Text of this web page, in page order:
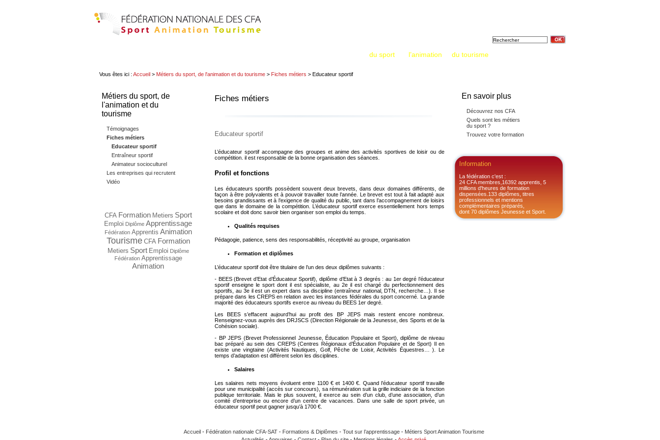
du sport l’animation du tourisme
Vous êtes ici : Accueil > Métiers du sport, de l'animation et du tourisme > Fiches métiers > Educateur sportif
Métiers du sport, de
l'animation et du
tourisme
Témoignages
Fiches métiers
Educateur sportif
Entraîneur sportif
Animateur socioculturel
Les entreprises qui recrutent
Vidéo
CFA Formation Metiers Sport
Emploi Diplôme Apprentissage
Fédération Apprentis Animation
Tourisme CFA Formation
Metiers Sport Emploi Diplôme
Fédération Apprentissage
Animation
Fiches métiers
Educateur sportif
L’éducateur sportif accompagne des groupes et anime des activités sportives de loisir ou de
compétition. il est responsable de la bonne organisation des séances.
Profil et fonctions
Les éducateurs sportifs possèdent souvent deux brevets, dans deux domaines différents, de
façon à être polyvalents et à pouvoir travailler toute l’année. Le brevet est tout à fait adapté aux
besoins grandissants et à l’exigence de qualité du public, tant dans l’accompagnement de loisirs
que dans le domaine de la compétition. L’éducateur sportif exerce essentiellement hors temps
scolaire et doit donc savoir bien organiser son emploi du temps.
Qualités requises
Pédagogie, patience, sens des responsabilités, réceptivité au groupe, organisation
Formation et diplômes
L’éducateur sportif doit être titulaire de l’un des deux diplômes suivants :
- BEES (Brevet d’Etat d’Éducateur Sportif), diplôme d’Etat à 3 degrés : au 1er degré l’éducateur
sportif enseigne le sport dont il est spécialiste, au 2e il est chargé du perfectionnement des
sportifs, au 3e il est un expert dans sa discipline (entraîneur national, DTN, recherche…). Il se
prépare dans les CREPS en relation avec les instances fédérales du sport concerné. La grande
majorité des éducateurs sportifs exerce au niveau du BEES 1er degré.
Les BEES s’effacent aujourd’hui au profit des BP JEPS mais restent encore nombreux.
Renseignez-vous auprès des DRJSCS (Direction Régionale de la Jeunesse, des Sports et de la
Cohésion sociale).
- BP JEPS (Brevet Professionnel Jeunesse, Éducation Populaire et Sport), diplôme de niveau
bac préparé au sein des CREPS (Centres Régionaux d’Éducation Populaire et de Sport) Il en
existe une vingtaine (Activités Nautiques, Golf, Pêche de Loisir, Activités Équestres… ). Le
temps d’adaptation est différent selon les disciplines.
Salaires
Les salaires nets moyens évoluent entre 1100 € et 1400 €. Quand l’éducateur sportif travaille
pour une municipalité (accès sur concours), sa rémunération suit la grille indiciaire de la fonction
publique territoriale. Mais le plus souvent, il exerce au sein d’un club, d’une association, d’un
comité d’entreprise ou encore d’un centre de vacances. Dans une salle de sport privée, un
éducateur sportif peut gagner jusqu’à 1700 €.
En savoir plus
Découvrez nos CFA
Quels sont les métiers
du sport ?
Trouvez votre formation
Information
La fédération c'est :
24 CFA membres,16392 apprentis, 5
millions d'heures de formation
dispensées.133 diplômes, titres
professionnels et mentions
complémentaires préparés,
dont 70 diplômes Jeunesse et Sport.
Accueil- Fédération nationale CFA-SAT- Formations & Diplômes - Tout sur l’apprentissage- Métiers Sport Animation Tourisme